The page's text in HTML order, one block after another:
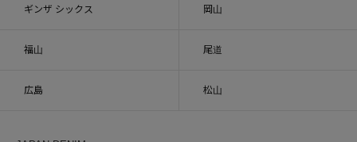
ギンザ シックス 岡山
福山 尾道
広島 松山